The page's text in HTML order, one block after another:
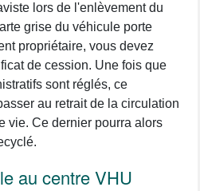
lors de l'enlèvement du
grise du véhicule porte
propriétaire, vous devez
de cession. Une fois que
sont réglés, ce
au retrait de la circulation
vie. Ce dernier pourra alors
au centre VHU